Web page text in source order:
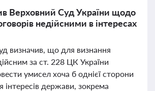
Верховний Суд України щодо
недійсними в інтересах
визначив, що для визнання
за ст. 228 ЦК України
умисел хоча б однієї сторони
інтересів держави, зокрема